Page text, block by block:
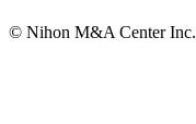
© Nihon M&A Center Inc.